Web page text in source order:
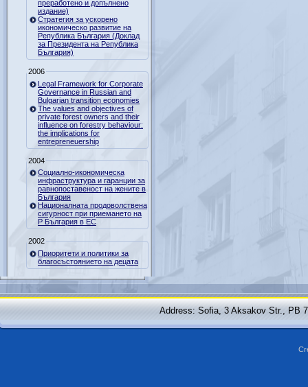
преработено и допълнено
издание)
Стратегия за ускорено
икономическо развитие на
Република България (Доклад
за Президента на Република
България)
2006
Legal Framework for Corporate
Governance in Russian and
Bulgarian transition economies
The values and objectives of
private forest owners and their
influence on forestry behaviour:
the implications for
entrepreneuership
2004
Социално-икономическа
инфраструктура и гаранции за
равнопоставеност на жените в
България
Националната продоволствена
сигурност при приемането на
Р България в ЕС
2002
Приоритети и политики за
благосъстоянието на децата
Address: Sofia, 3 Aksakov Str., PB